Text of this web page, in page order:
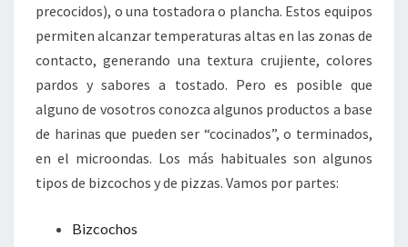
precocidos), o una tostadora o plancha. Estos equipos
permiten alcanzar temperaturas altas en las zonas de
contacto, generando una textura crujiente, colores
pardos y sabores a tostado. Pero es posible que
alguno de vosotros conozca algunos productos a base
de harinas que pueden ser “cocinados”, o terminados,
en el microondas. Los más habituales son algunos
tipos de bizcochos y de pizzas. Vamos por partes:
Bizcochos